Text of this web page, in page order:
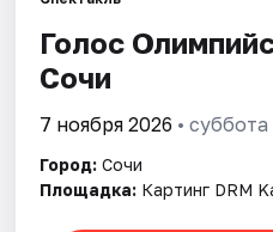
Города
Площадки
Рейтинги
Голос
Сочи
7 ноября 2026 • суббота
Город: Сочи
Площадка: Картинг DRM